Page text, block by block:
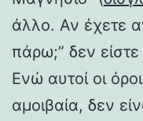
άλλο. Αν έχετε
πάρω;” δεν είστε
Ενώ αυτοί οι
αμοιβαία, δεν